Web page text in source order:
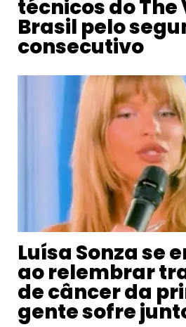
técnicos do The
Brasil pelo
consecutivo
Luísa Sonza se
ao relembrar
de câncer da
gente sofre